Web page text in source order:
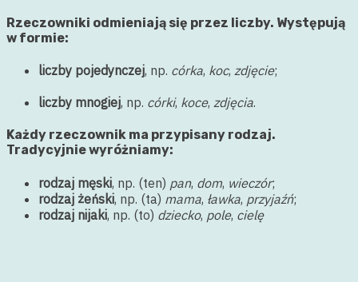
Rzeczowniki odmieniają się przez liczby. Występują
w formie:
liczby pojedynczej, np. córka, koc, zdjęcie;
liczby mnogiej, np. córki, koce, zdjęcia.
Każdy rzeczownik ma przypisany rodzaj.
Tradycyjnie wyróżniamy:
rodzaj męski, np. (ten) pan, dom, wieczór;
rodzaj żeński, np. (ta) mama, ławka, przyjaźń;
rodzaj nijaki, np. (to) dziecko, pole, cielę